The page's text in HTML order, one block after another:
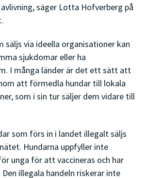
säger Lotta Hofverberg på
säljs via ideella organisationer kan
sjukdomar eller ha
I många länder är det ett sätt att
att förmedla hundar till lokala
som i sin tur säljer dem vidare till
som förs in i landet illegalt säljs
Hundarna uppfyller inte
unga för att vaccineras och har
illegala handeln riskerar inte